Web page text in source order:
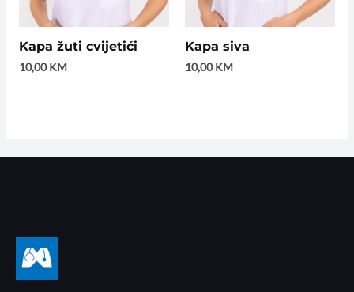
Kapa žuti cvijetići
10,00KM
Kapa siva
10,00KM